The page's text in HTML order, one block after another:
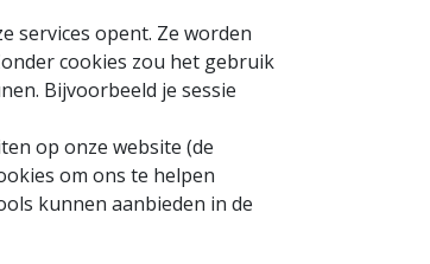
services opent. Ze worden
cookies zou het gebruik
Bijvoorbeeld je sessie
op onze website (de
om ons te helpen
kunnen aanbieden in de